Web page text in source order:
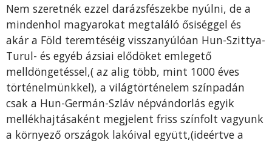
Nem szeretnék ezzel darázsfészekbe nyúlni, de a
mindenhol magyarokat megtaláló ősiséggel és
akár a Föld teremtéséig visszanyúlóan Hun-Szittya-
Turul- és egyéb ázsiai elődöket emlegető
melldöngetéssel,( az alig több, mint 1000 éves
történelmünkkel), a világtörténelem színpadán
csak a Hun-Germán-Szláv népvándorlás egyik
mellékhajtásaként megjelent friss színfolt vagyunk
a környező országok lakóival együtt,(ideértve a